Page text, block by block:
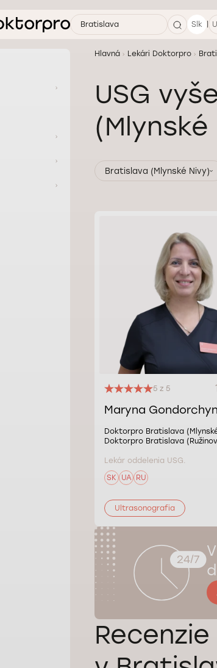
Bratislava Slk |
Hlavná Lekári Doktorpro
USG
(Mlynské
Bratislava (Mlynské Nivy)
5 z 5
Maryna Gondorchyn
Doktorpro Bratislava
Doktorpro Bratislava
Lekár oddelenia USG.
SK
UA RU
Ultrasonografia